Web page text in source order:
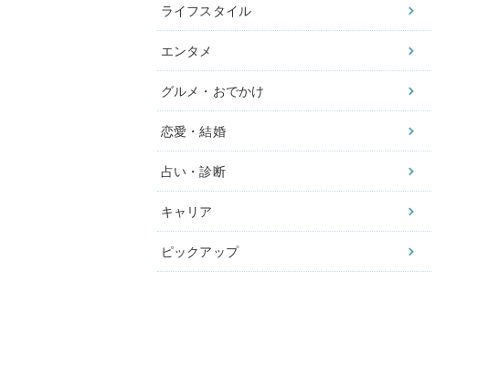
ライフスタイル
エンタメ
グルメ・おでかけ
恋愛・結婚
占い・診断
キャリア
ピックアップ